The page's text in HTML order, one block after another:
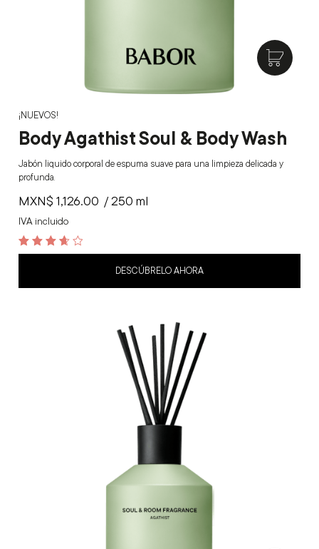
¡NUEVOS!
Body Agathist Soul & Body Wash
Jabón liquido corporal de espuma suave para una limpieza delicada y
profunda.
MXN$ 1,126.00
IVA incluido
/ 250 ml
3.7
DESCÚBRELO AHORA